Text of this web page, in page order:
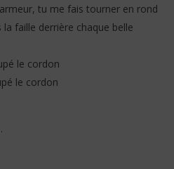
tu me fais tourner en rond
faille derrière chaque belle
le cordon
le cordon